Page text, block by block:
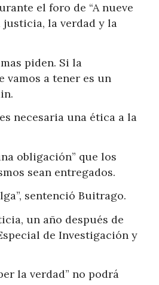
el foro de “A nueve
justicia, la verdad y la
piden. Si la
vamos a tener es un
necesaria una ética a la
obligación” que los
sean entregados.
sentenció Buitrago.
un año después de
de Investigación y
la verdad” no podrá